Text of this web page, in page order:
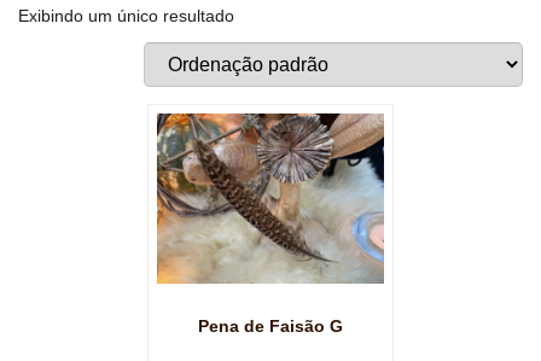
Exibindo um único resultado
Pena de Faisão G